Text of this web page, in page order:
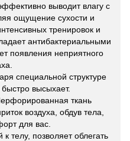
выводит влагу с
ощущение сухости и
тренировок и
антибактериальными
появления неприятного
специальной структуре
высыхает.
ткань
воздуха, обдув тела,
для вас.
телу, позволяет облегать